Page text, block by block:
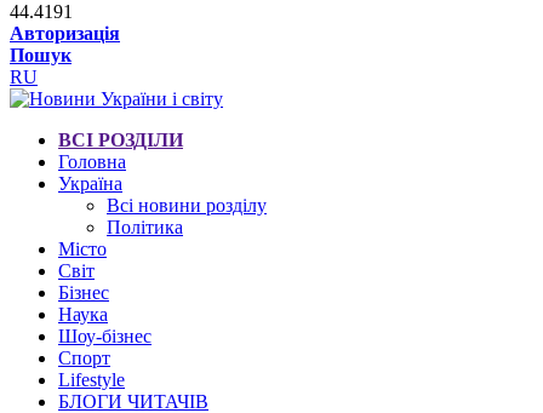
44.4191
Авторизація
Пошук
RU
ВСІ РОЗДІЛИ
Головна
Україна
Всі новини розділу
Політика
Місто
Світ
Бізнес
Наука
Шоу-бізнес
Спорт
Lifestyle
БЛОГИ ЧИТАЧІВ